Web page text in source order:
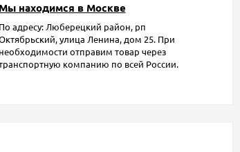
Мы находимся в Москве
По адресу: Люберецкий район, рп
улица Ленина, дом 25. При
необходимости отправим товар через
компанию по всей России.